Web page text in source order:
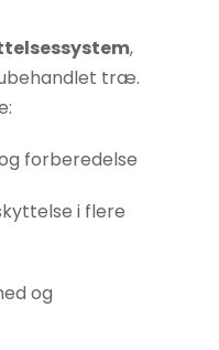
,
træ.
forberedelse
i flere
og